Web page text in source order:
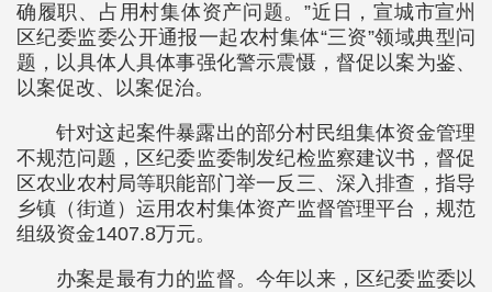
确履职、占用村集体资产问题。”近日，宣城市宣州
区纪委监委公开通报一起农村集体“三资”领域典型问
题，以具体人具体事强化警示震慑，督促以案为鉴、
以案促改、以案促治。
针对这起案件暴露出的部分村民组集体资金管理
不规范问题，区纪委监委制发纪检监察建议书，督促
区农业农村局等职能部门举一反三、深入排查，指导
乡镇（街道）运用农村集体资产监督管理平台，规范
组级资金1407.8万元。
办案是最有力的监督。今年以来，区纪委监委以